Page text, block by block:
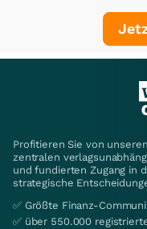
Profitieren Sie von
zentralen
und fundierten Zugang in
strategische
✅ Größte Finanz-
✅ über 550.000